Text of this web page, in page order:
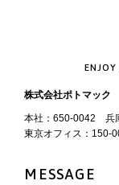
株式会社ポトマック
本社：650-0042 兵
東京オフィス：150-
MESSAGE